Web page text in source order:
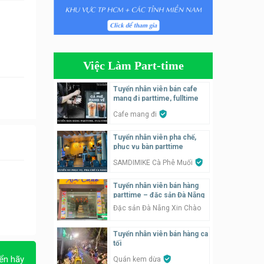
hãy
Tuyển nhân viên phụ quán ăn
– hỗ trợ ăn ở
parttime
GÀ GÔ FASTFOOD
parttime
Tuyển nhân viên pha chế
tiệm trà sữa
TRÀ SỮA THÁI LAN
Tuyển nhân viên tư vấn bán
hàng tiệm bánh ngọt
Tiệm bánh ngọt
Việc Làm Part-time
Tuyển nhân viên bán cafe
mang đi parttime, fulltime
Cafe mang đi
Tuyển nhân viên pha chế,
phục vụ bàn parttime
SAMDIMIKE Cà Phê Muối
Tuyển nhân viên bán hàng
parttime – đặc sản Đà Nẵng
Đặc sản Đà Nẵng Xin Chào
Tuyển nhân viên bán hàng ca
tối
Quán kem dừa